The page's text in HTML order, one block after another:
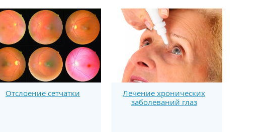
Отслоение сетчатки
Лечение хронических
заболеваний глаз